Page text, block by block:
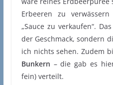
Erbeeren zu
„Sauce zu verkaufen“.
der Geschmack, sondern
ich nichts sehen. Zudem
Bunkern – die gab es
fein) verteilt.